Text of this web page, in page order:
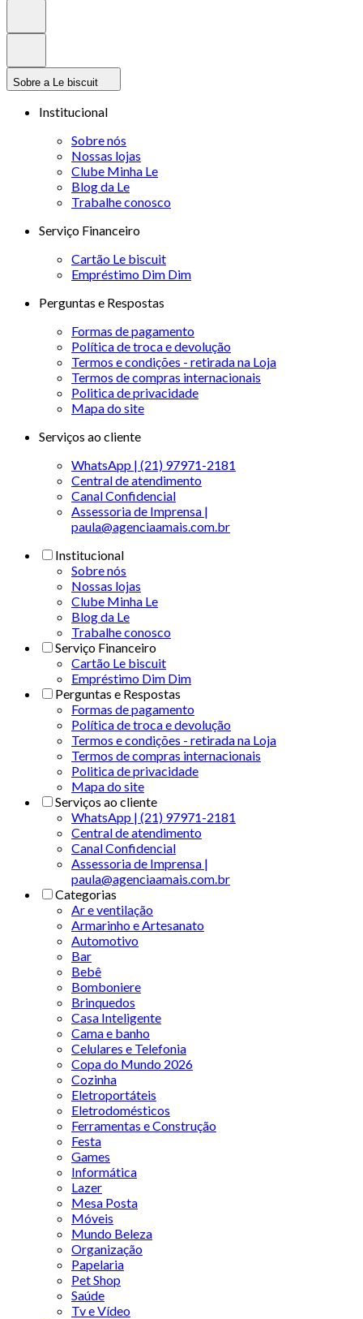
Sobre a Le biscuit
Institucional
Sobre nós
Nossas lojas
Clube Minha Le
Blog da Le
Trabalhe conosco
Serviço Financeiro
Cartão Le biscuit
Empréstimo Dim Dim
Perguntas e Respostas
Formas de pagamento
Política de troca e devolução
Termos e condições - retirada na Loja
Termos de compras internacionais
Politica de privacidade
Mapa do site
Serviços ao cliente
WhatsApp | (21) 97971-2181
Central de atendimento
Canal Confidencial
Assessoria de Imprensa |
paula@agenciaamais.com.br
Institucional
Sobre nós
Nossas lojas
Clube Minha Le
Blog da Le
Trabalhe conosco
Serviço Financeiro
Cartão Le biscuit
Empréstimo Dim Dim
Perguntas e Respostas
Formas de pagamento
Política de troca e devolução
Termos e condições - retirada na Loja
Termos de compras internacionais
Politica de privacidade
Mapa do site
Serviços ao cliente
WhatsApp | (21) 97971-2181
Central de atendimento
Canal Confidencial
Assessoria de Imprensa |
paula@agenciaamais.com.br
Categorias
Ar e ventilação
Armarinho e Artesanato
Automotivo
Bar
Bebê
Bomboniere
Brinquedos
Casa Inteligente
Cama e banho
Celulares e Telefonia
Copa do Mundo 2026
Cozinha
Eletroportáteis
Eletrodomésticos
Ferramentas e Construção
Festa
Games
Informática
Lazer
Mesa Posta
Móveis
Mundo Beleza
Organização
Papelaria
Pet Shop
Saúde
Tv e Vídeo